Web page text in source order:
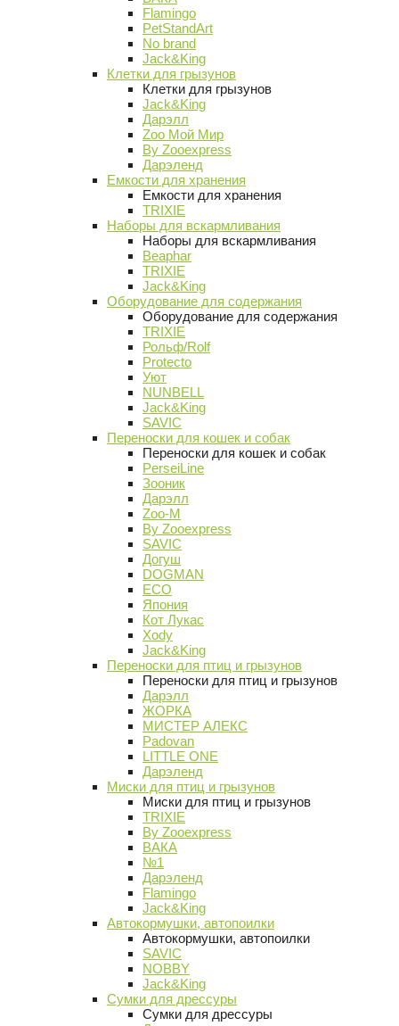
Flamingo
PetStandArt
No brand
Jack&King
Клетки для грызунов
Клетки для грызунов
Jack&King
Дарэлл
Zoo Мой Мир
By Zooexpress
Дарэленд
Емкости для хранения
Емкости для хранения
TRIXIE
Наборы для вскармливания
Наборы для вскармливания
Beaphar
TRIXIE
Jack&King
Оборудование для содержания
Оборудование для содержания
TRIXIE
Рольф/Rolf
Protecto
Уют
NUNBELL
Jack&King
SAVIC
Переноски для кошек и собак
Переноски для кошек и собак
PerseiLine
Зооник
Дарэлл
Zoo-M
By Zooexpress
SAVIC
Догуш
DOGMAN
ECO
Япония
Кот Лукас
Xody
Jack&King
Переноски для птиц и грызунов
Переноски для птиц и грызунов
Дарэлл
ЖОРКА
МИСТЕР АЛЕКС
Padovan
LITTLE ONE
Дарэленд
Миски для птиц и грызунов
Миски для птиц и грызунов
TRIXIE
By Zooexpress
ВАКА
№1
Дарэленд
Flamingo
Jack&King
Автокормушки, автопоилки
Автокормушки, автопоилки
SAVIC
NOBBY
Jack&King
Сумки для дрессуры
Сумки для дрессуры